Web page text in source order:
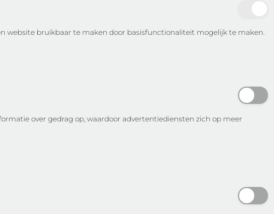
website bruikbaar te maken door basisfunctionaliteit mogelijk te maken.
over gedrag op, waardoor advertentiediensten zich op meer